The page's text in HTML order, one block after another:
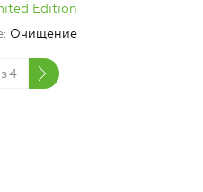
Edition
Очищение
4